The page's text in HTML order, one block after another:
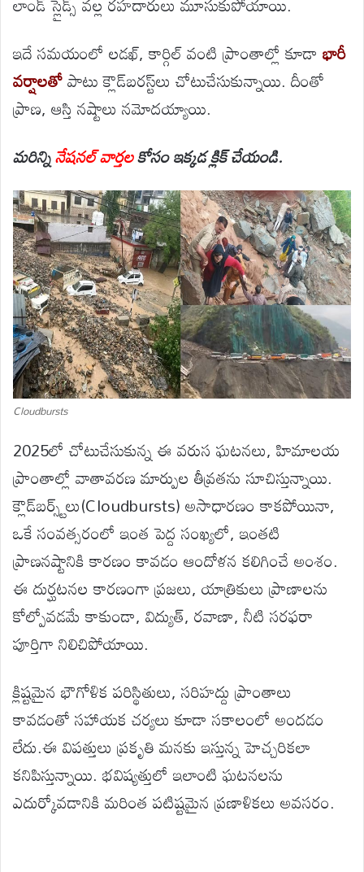
ఇదే సమయంలో లడఖ్, కార్గిల్ వంటి ప్రాంతాల్లో కూడా భారీ
వర్షాలతోపాటు క్లౌడ్‌బరస్ట్‌లు చోటుచేసుకున్నాయి. దీంతో
ప్రాణ, ఆస్తి నష్టాలు నమోదయ్యాయి.
మరిన్నినేషనల్ వార్తలకోసం ఇక్కడ క్లిక్ చేయండి.
Cloudbursts
2025లో చోటుచేసుకున్న ఈ వరుస ఘటనలు, హిమాలయ
ప్రాంతాల్లో వాతావరణ మార్పుల తీవ్రతను సూచిస్తున్నాయి.
క్లౌడ్‌బర్స్ట్‌లు(Cloudbursts) అసాధారణం కాకపోయినా,
ఒకే సంవత్సరంలో ఇంత పెద్ద సంఖ్యలో, ఇంతటి
ప్రాణనష్టానికి కారణం కావడం ఆందోళన కలిగించే అంశం.
ఈ దుర్ఘటనల కారణంగా ప్రజలు, యాత్రికులు ప్రాణాలను
కోల్పోవడమే కాకుండా, విద్యుత్, రవాణా, నీటి సరఫరా
పూర్తిగా నిలిచిపోయాయి.
క్లిష్టమైన భౌగోళిక పరిస్థితులు, సరిహద్దు ప్రాంతాలు
కావడంతో సహాయక చర్యలు కూడా సకాలంలో అందడం
లేదు.ఈ విపత్తులు ప్రకృతి మనకు ఇస్తున్న హెచ్చరికలా
కనిపిస్తున్నాయి. భవిష్యత్తులో ఇలాంటి ఘటనలను
ఎదుర్కోవడానికి మరింత పటిష్టమైన ప్రణాళికలు అవసరం.